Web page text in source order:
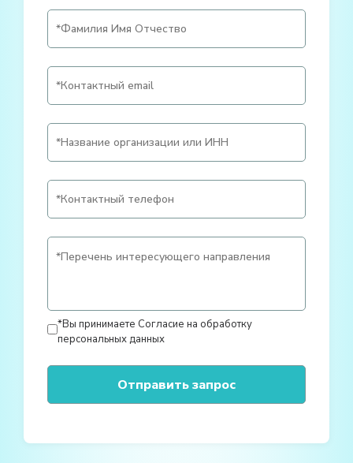
*Вы принимаете Согласие на обработку
персональных данных